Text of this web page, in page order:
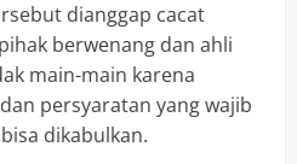
dianggap cacat
berwenang dan ahli
main-main karena
persyaratan yang wajib
dikabulkan.